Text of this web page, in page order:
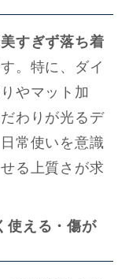
すぎず落ち着
。特に、ダイ
やマット加
わりが光るデ
常使いを意識
る上質さが求
使える・傷が